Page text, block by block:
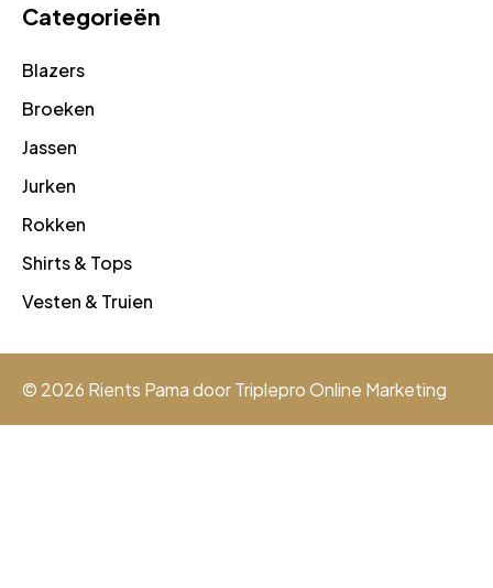
Categorieën
Blazers
Broeken
Jassen
Jurken
Rokken
Shirts & Tops
Vesten & Truien
© 2026 Rients Pama doorTriplepro Online Marketing